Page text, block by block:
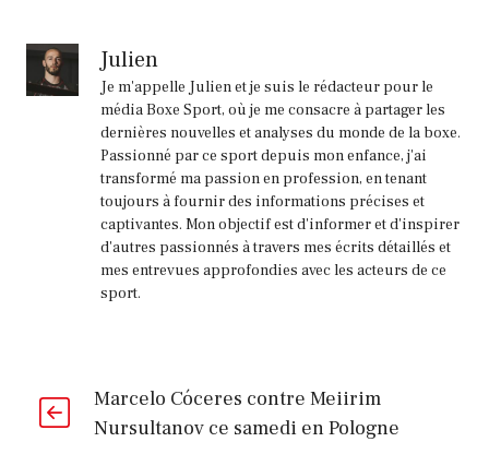
Julien
Je m'appelle Julien et je suis le rédacteur pour le
média Boxe Sport, où je me consacre à partager les
dernières nouvelles et analyses du monde de la boxe.
Passionné par ce sport depuis mon enfance, j'ai
transformé ma passion en profession, en tenant
toujours à fournir des informations précises et
captivantes. Mon objectif est d'informer et d'inspirer
d'autres passionnés à travers mes écrits détaillés et
mes entrevues approfondies avec les acteurs de ce
sport.
Marcelo Cóceres contre Meiirim
Nursultanov ce samedi en Pologne